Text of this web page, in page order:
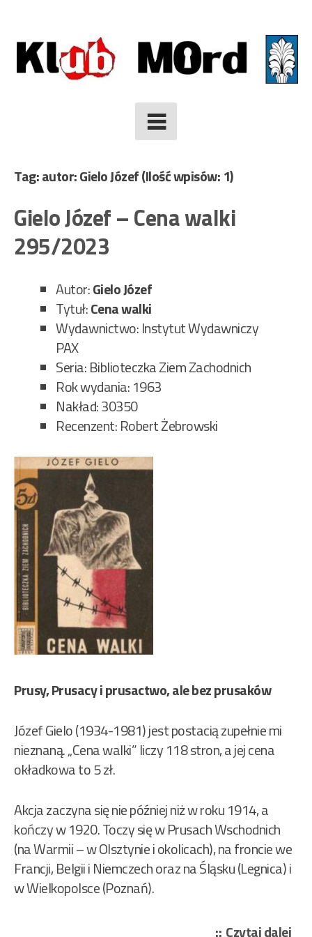
to
content
Tag: autor: Gielo Józef(Ilość wpisów: 1)
Gielo Józef – Cena walki
295/2023
Autor:Gielo Józef
Tytuł:Cena walki
Wydawnictwo: Instytut Wydawniczy
PAX
Seria: Biblioteczka Ziem Zachodnich
Rok wydania: 1963
Nakład: 30350
Recenzent: Robert Żebrowski
Prusy, Prusacy i prusactwo, ale bez prusaków
Józef Gielo (1934-1981) jest postacią zupełnie mi
nieznaną. „Cena walki” liczy 118 stron, a jej cena
okładkowa to 5 zł.
Akcja zaczyna się nie później niż w roku 1914, a
kończy w 1920. Toczy się w Prusach Wschodnich
(na Warmii – w Olsztynie i okolicach), na froncie we
Francji, Belgii i Niemczech oraz na Śląsku (Legnica) i
w Wielkopolsce (Poznań).
Czytaj dalej